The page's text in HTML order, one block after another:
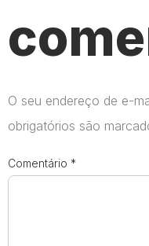
O seu endereço de e-
obrigatórios são
Comentário *